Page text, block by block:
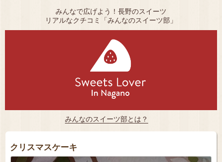
みんなで広げよう！長野のスイーツ
リアルなクチコミ「みんなのスイーツ部」
みんなのスイーツ部とは？
クリスマスケーキ